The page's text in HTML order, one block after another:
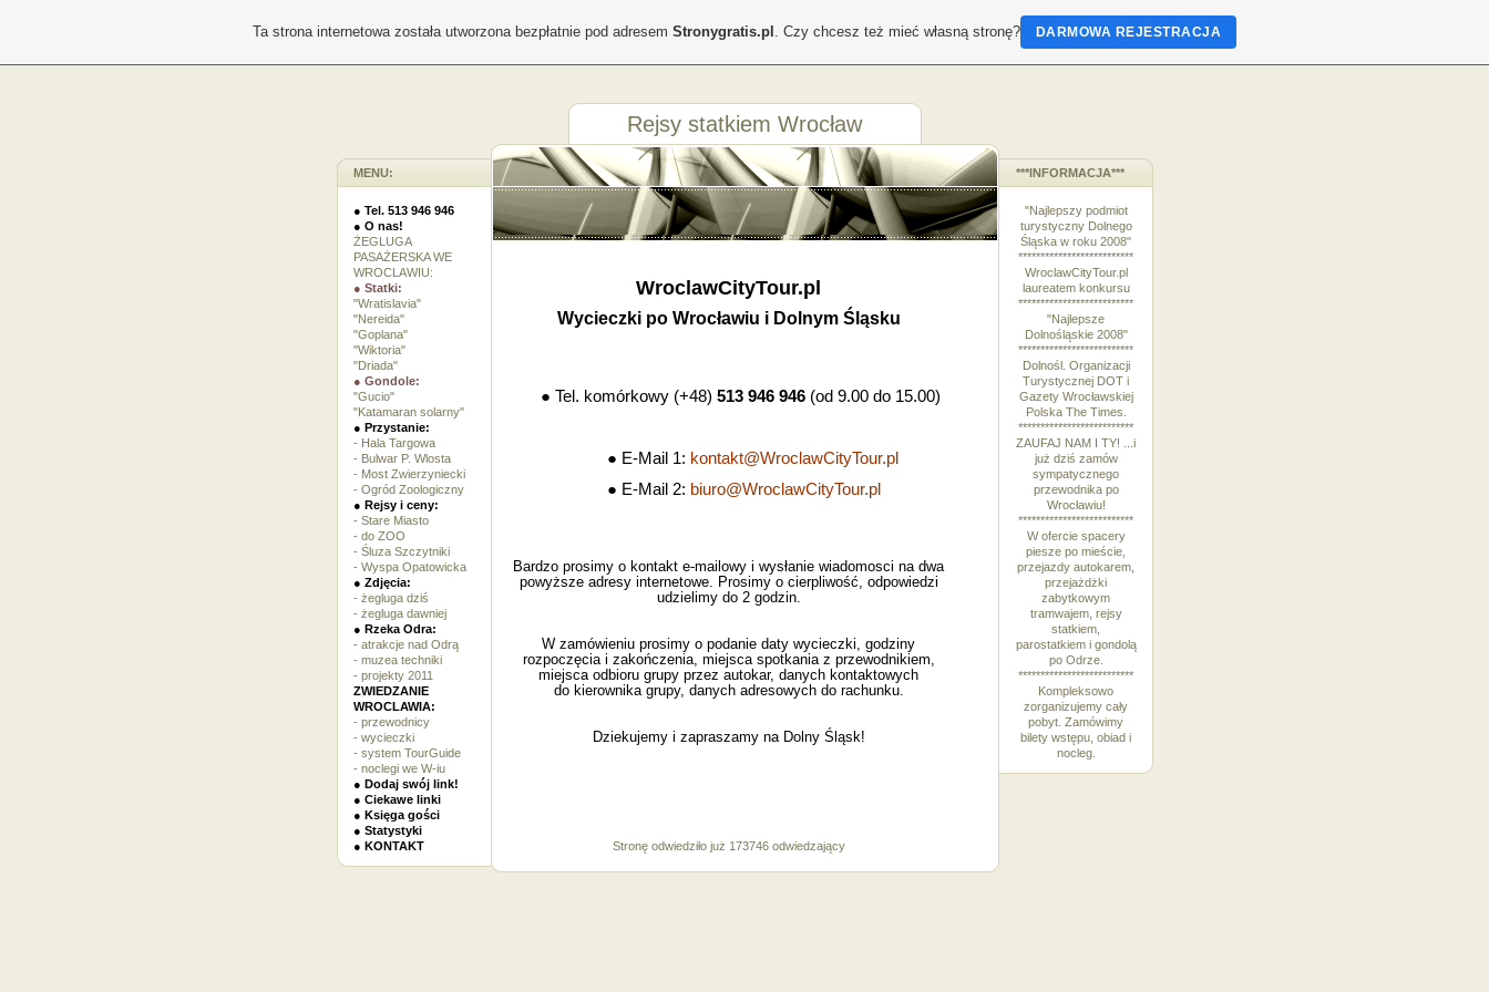
MENU:
● Tel. 513 946 946
● O nas!
ŻEGLUGA
PASAŻERSKA WE
WROCLAWIU:
● Statki:
"Wratislavia"
"Nereida"
"Goplana"
"Wiktoria"
"Driada"
● Gondole:
"Gucio"
"Katamaran solarny"
● Przystanie:
- Hala Targowa
- Bulwar P. Wlosta
- Most Zwierzyniecki
- Ogród Zoologiczny
● Rejsy i ceny:
- Stare Miasto
- do ZOO
- Śluza Szczytniki
- Wyspa Opatowicka
● Zdjęcia:
- żegluga dziś
- żegluga dawniej
● Rzeka Odra:
- atrakcje nad Odrą
- muzea techniki
- projekty 2011
ZWIEDZANIE
WROCLAWIA:
- przewodnicy
- wycieczki
- system TourGuide
- noclegi we W-iu
● Dodaj swój link!
● Ciekawe linki
● Księga gości
● Statystyki
● KONTAKT
Rejsy statkiem Wrocław
WroclawCityTour.pl
Wycieczki po Wrocławiu i Dolnym Śląsku
● Tel. komórkowy (+48) 513 946 946 (od 9.00 do 15.00)
● E-Mail 1: kontakt@WroclawCityTour.pl
● E-Mail 2: biuro@WroclawCityTour.pl
Bardzo prosimy o kontakt e-mailowy i wysłanie wiadomosci na dwa
powyższe adresy internetowe. Prosimy o cierpliwość, odpowiedzi
udzielimy do 2 godzin.
W zamówieniu prosimy o podanie daty wycieczki, godziny
rozpoczęcia i zakończenia, miejsca spotkania z przewodnikiem,
miejsca odbioru grupy przez autokar, danych kontaktowych
do kierownika grupy, danych adresowych do rachunku.
Dziekujemy i zapraszamy na Dolny Śląsk!
Stronę odwiedziło już 173746 odwiedzający
***INFORMACJA***
"Najlepszy podmiot
turystyczny Dolnego
Śląska w roku 2008"
**************************
WroclawCityTour.pl
laureatem konkursu
**************************
"Najlepsze
Dolnośląskie 2008"
**************************
Dolnośl. Organizacji
Turystycznej DOT i
Gazety Wrocławskiej
Polska The Times.
**************************
ZAUFAJ NAM I TY! ...i
już dziś zamów
sympatycznego
przewodnika po
Wrocławiu!
**************************
W ofercie spacery
piesze po mieście,
przejazdy autokarem,
przejażdżki
zabytkowym
tramwajem, rejsy
statkiem,
parostatkiem i gondolą
po Odrze.
**************************
Kompleksowo
zorganizujemy cały
pobyt. Zamówimy
bilety wstępu, obiad i
nocleg.
Ta strona internetowa została utworzona bezpłatnie pod adresem Stronygratis.pl . Czy chcesz też mieć własną stronę? DARMOWA REJESTRACJA